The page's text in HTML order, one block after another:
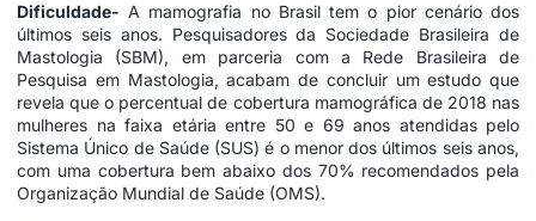
Dificuldade- A mamografia no Brasil tem o pior cenário dos
últimos seis anos. Pesquisadores da Sociedade Brasileira de
Mastologia (SBM), em parceria com a Rede Brasileira de
Pesquisa em Mastologia, acabam de concluir um estudo que
revela que o percentual de cobertura mamográfica de 2018 nas
mulheres na faixa etária entre 50 e 69 anos atendidas pelo
Sistema Único de Saúde (SUS) é o menor dos últimos seis anos,
com uma cobertura bem abaixo dos 70% recomendados pela
Organização Mundial de Saúde (OMS).